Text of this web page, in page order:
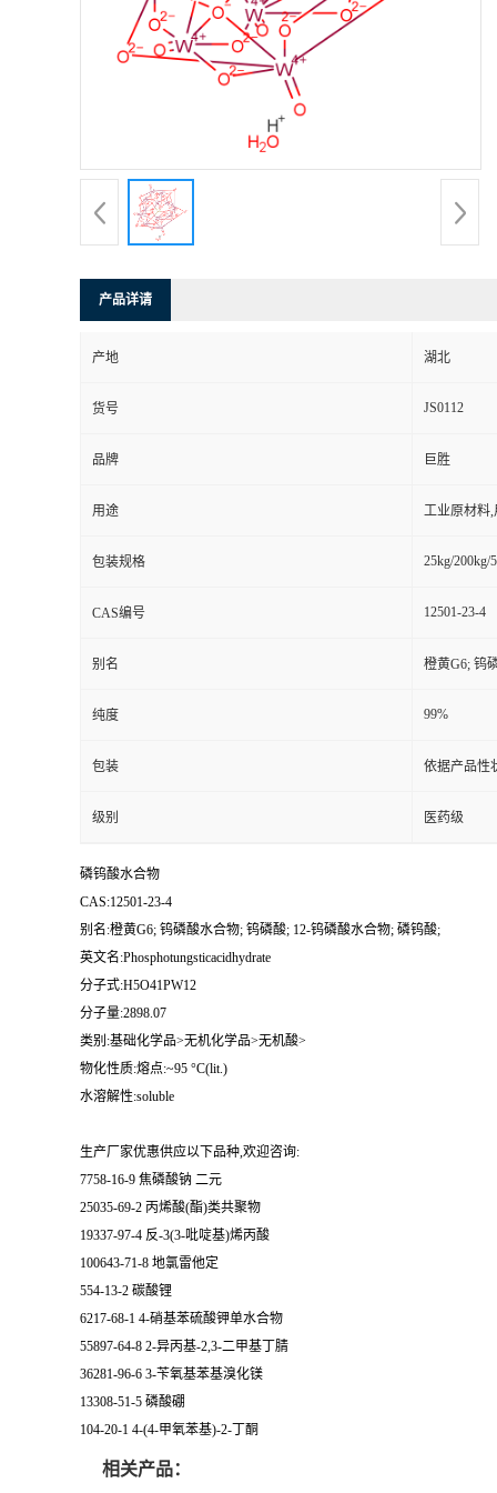
产品详请
产地 湖北
货号 JS0112
品牌 巨胜
用途 工业原材料
包装规格 25kg/200kg/
CAS编号 12501-23-4
别名 橙黄G6; 钨
纯度 99%
包装 依据产品性
级别 医药级
磷钨酸水合物
CAS:12501-23-4
别名:橙黄G6; 钨磷酸水合物; 钨磷酸; 12-钨磷酸水合物; 磷钨酸;
英文名:Phosphotungsticacidhydrate
分子式:H5O41PW12
分子量:2898.07
类别:基础化学品>无机化学品>无机酸>
物化性质:熔点:~95 °C(lit.)
水溶解性:soluble
生产厂家优惠供应以下品种,欢迎咨询:
7758-16-9 焦磷酸钠 二元
25035-69-2 丙烯酸(酯)类共聚物
19337-97-4 反-3(3-吡啶基)烯丙酸
100643-71-8 地氯雷他定
554-13-2 碳酸锂
6217-68-1 4-硝基苯硫酸钾单水合物
55897-64-8 2-异丙基-2,3-二甲基丁腈
36281-96-6 3-苄氧基苯基溴化镁
13308-51-5 磷酸硼
104-20-1 4-(4-甲氧苯基)-2-丁酮
相关产品：